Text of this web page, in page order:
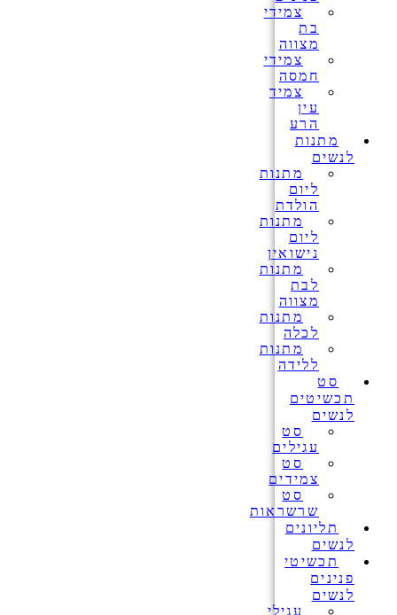
צמידי
בת
מצווה
צמידי
חמסה
צמיד
עין
הרע
מתנות
לנשים
מתנות
ליום
הולדת
מתנות
ליום
נישואין
מתנות
לבת
מצווה
מתנות
לכלה
מתנות
ללידה
סט
תכשיטים
לנשים
סט
עגילים
סט
צמידים
סט
שרשראות
תליונים
לנשים
תכשיטי
פנינים
לנשים
עגילי